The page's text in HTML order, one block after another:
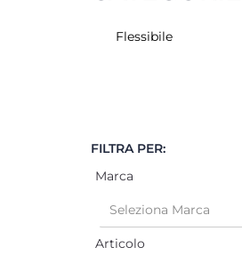
Flessibile
FILTRA PER:
Marca
Articolo